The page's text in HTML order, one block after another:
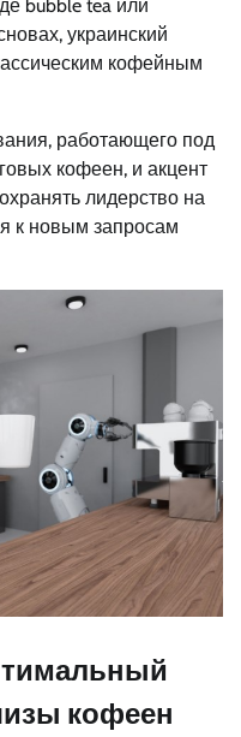
bubble tea или
украинский
кофейным
работающего под
кофеен, и акцент
лидерство на
к новым запросам
кофеен